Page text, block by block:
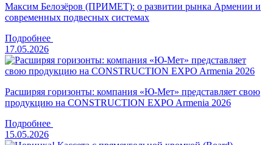
Максим Белозёров (ПРИМЕТ): о развитии рынка Армении и
современных подвесных системах
Подробнее
17.05.2026
Расширяя горизонты: компания «Ю-Мет» представляет свою
продукцию на CONSTRUCTION EXPO Armenia 2026
Подробнее
15.05.2026